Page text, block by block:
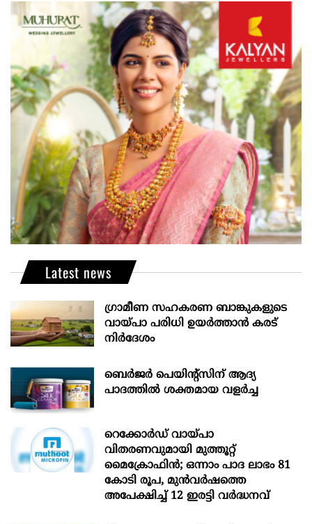
Latest news
ഗ്രാമീണ സഹകരണ ബാങ്കുകളുടെ
വായ്പാ പരിധി ഉയർത്താൻ കരട്
നിർദേശം
ബെർജർ പെയിന്റ്സിന് ആദ്യ
പാദത്തിൽ ശക്തമായ വളർച്ച
റെക്കോർഡ് വായ്പാ
വിതരണവുമായി മുത്തൂറ്റ്
മൈക്രോഫിൻ; ഒന്നാം പാദ ലാഭം 81
കോടി രൂപ, മുൻവർഷത്തെ
അപേക്ഷിച്ച് 12 ഇരട്ടി വർദ്ധനവ്